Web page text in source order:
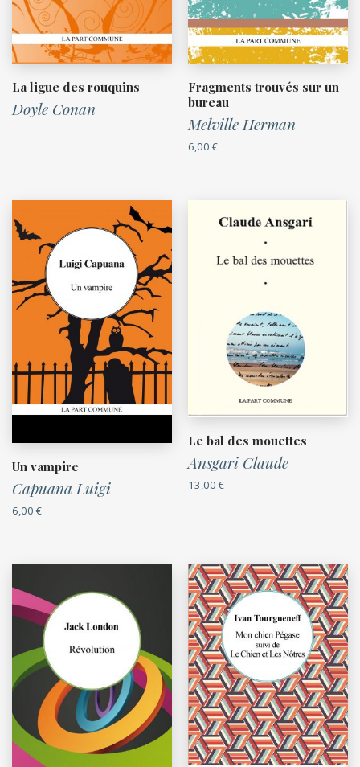
La ligue des rouquins
Doyle Conan
Fragments trouvés sur un
bureau
Melville Herman
6,00 €
Un vampire
Capuana Luigi
6,00 €
Le bal des mouettes
Ansgari Claude
13,00 €